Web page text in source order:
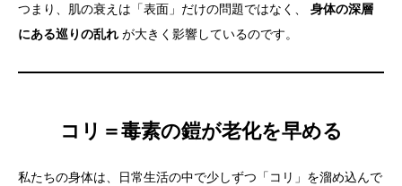
つまり、肌の衰えは「表面」だけの問題ではなく、 身体の深層
にある巡りの乱れ が大きく影響しているのです。
コリ＝毒素の鎧が老化を早める
私たちの身体は、日常生活の中で少しずつ「コリ」を溜め込んで